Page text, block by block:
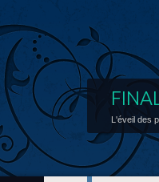
L'éveil des